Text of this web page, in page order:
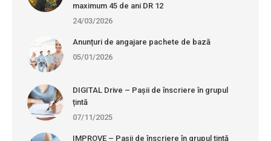
maximum 45 de ani DR 12
24/03/2026
Anunțuri de angajare pachete de bază
05/01/2026
DIGITAL Drive – Pașii de înscriere în grupul
țintă
07/11/2025
IMPROVE – Pașii de înscriere în grupul țintă